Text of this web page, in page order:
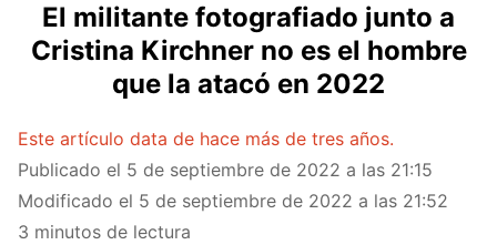
El militante fotografiado junto a
Cristina Kirchner no es el hombre
que la atacó en 2022
Este artículo data de hace más de tres años.
Publicado el 5 de septiembre de 2022 a las 21:15
Modificado el 5 de septiembre de 2022 a las 21:52
3 minutos de lectura